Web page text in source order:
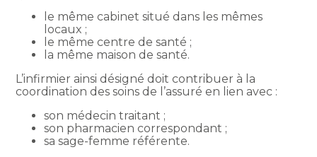
le même cabinet situé dans les mêmes
locaux ;
le même centre de santé ;
la même maison de santé.
L’infirmier ainsi désigné doit contribuer à la
coordination des soins de l’assuré en lien avec :
son médecin traitant ;
son pharmacien correspondant ;
sa sage-femme référente.